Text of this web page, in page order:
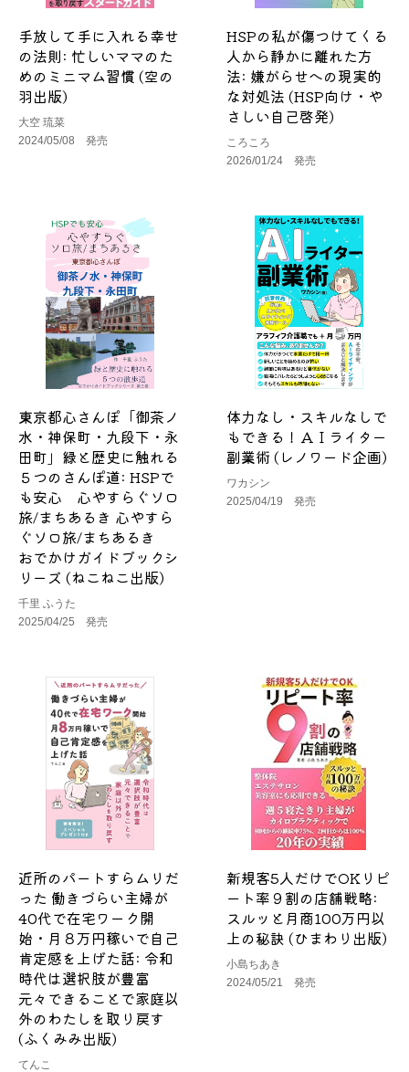
手放して手に入れる幸せ
の法則: 忙しいママのた
めのミニマム習慣 (空の
羽出版)
大空 琉菜
2024/05/08 発売
HSPの私が傷つけてくる
人から静かに離れた方
法: 嫌がらせへの現実的
な対処法 (HSP向け・や
さしい自己啓発)
ころころ
2026/01/24 発売
東京都心さんぽ「御茶ノ
水・神保町・九段下・永
田町」緑と歴史に触れる
５つのさんぽ道: HSPで
も安心 心やすらぐソロ
旅/まちあるき 心やすら
ぐソロ旅/まちあるき
おでかけガイドブックシ
リーズ (ねこねこ出版)
千里 ふうた
2025/04/25 発売
体力なし・スキルなしで
もできる！ＡＩライター
副業術 (レノワード企画)
ワカシン
2025/04/19 発売
近所のパートすらムリだ
った 働きづらい主婦が
40代で在宅ワーク開
始・月８万円稼いで自己
肯定感を上げた話: 令和
時代は選択肢が豊富
元々できることで家庭以
外のわたしを取り戻す
(ふくみみ出版)
てんこ
新規客5人だけでOKリピ
ート率９割の店舗戦略:
スルッと月商100万円以
上の秘訣 (ひまわり出版)
小島ちあき
2024/05/21 発売